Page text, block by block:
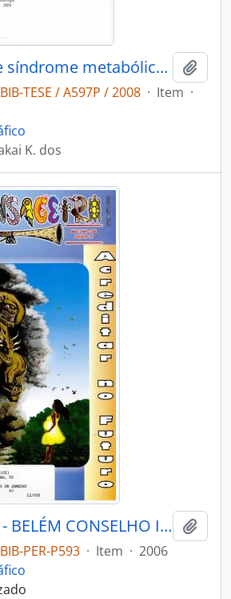
Prevalência de síndrome metabólica em uma população indígena Kaingang no Estado do Paraná Brasil
TESE / A597P / 2008 · Item ·
K. dos
MENSAGEIRO - BELÉM CONSELHO INDIGENISTA MISSIONÁRIO - 2006 - Nº157
PER-P593 · Item · 2006